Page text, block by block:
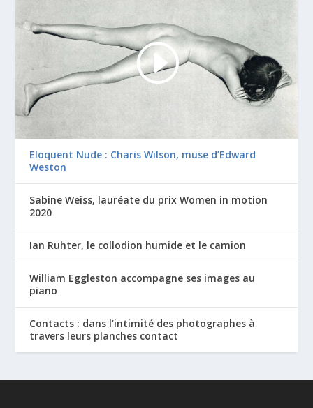
Eloquent Nude : Charis Wilson, muse d’Edward
Weston
Sabine Weiss, lauréate du prix Women in motion
2020
Ian Ruhter, le collodion humide et le camion
William Eggleston accompagne ses images au
piano
Contacts : dans l’intimité des photographes à
travers leurs planches contact